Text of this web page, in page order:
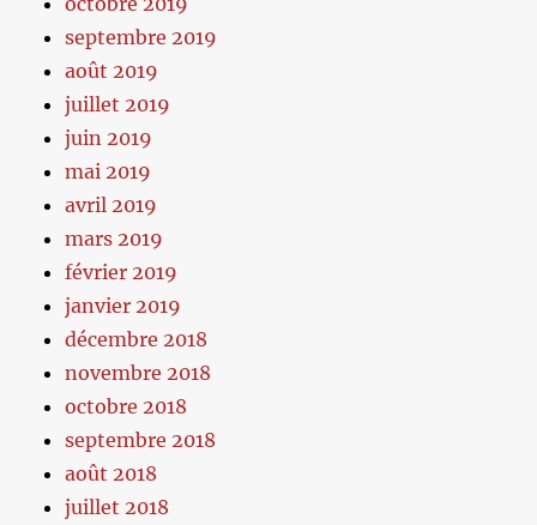
septembre 2019
août 2019
juillet 2019
juin 2019
mai 2019
avril 2019
mars 2019
février 2019
janvier 2019
décembre 2018
novembre 2018
octobre 2018
septembre 2018
août 2018
juillet 2018